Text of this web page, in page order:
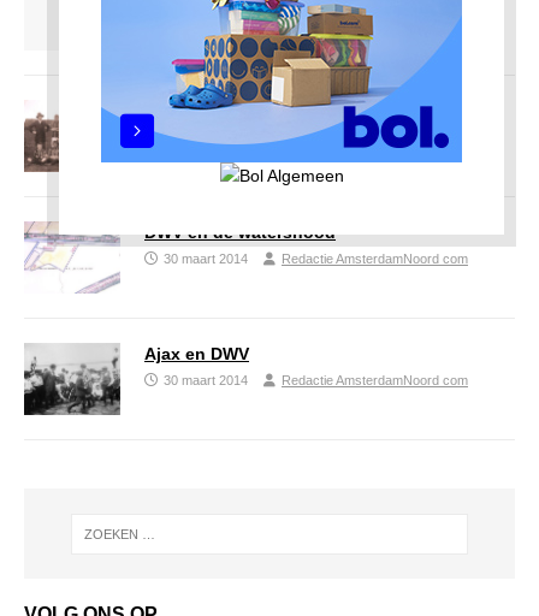
29 september 2014 Redactie AmsterdamNoord com
DWV wordt Amsterdams
28 april 2014 Redactie AmsterdamNoord com
DWV en de watersnood
30 maart 2014 Redactie AmsterdamNoord com
Ajax en DWV
30 maart 2014 Redactie AmsterdamNoord com